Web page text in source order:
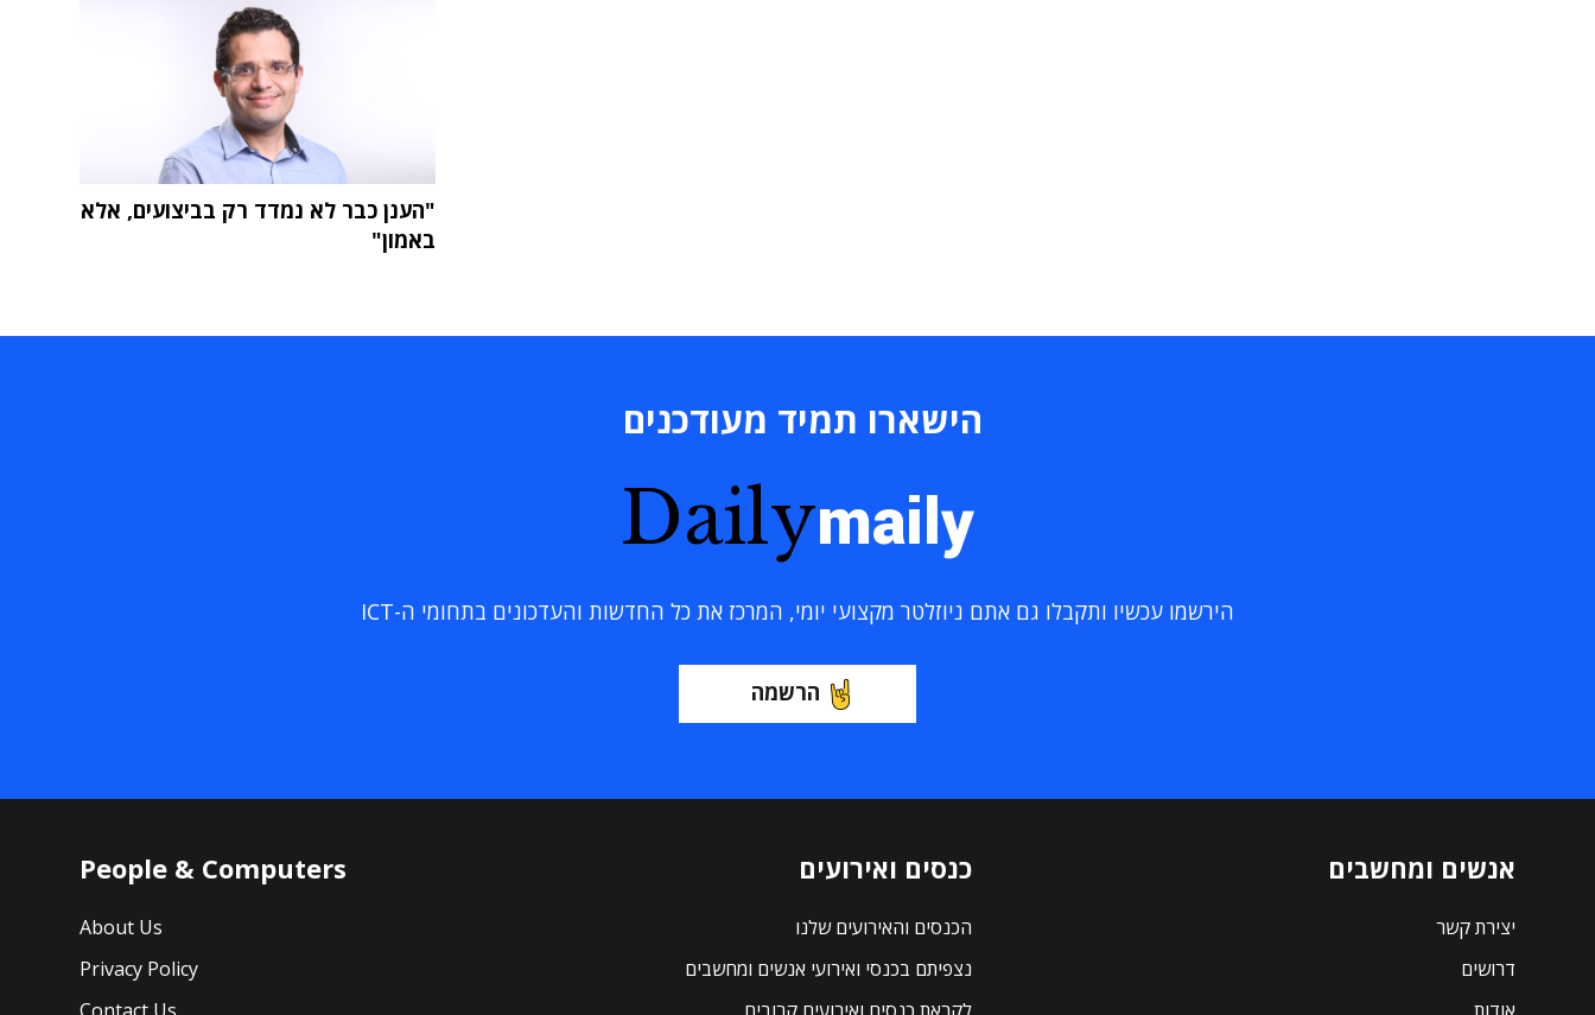
"הענן כבר לא נמדד רק בביצועים, אלא
באמון"
הישארו תמיד מעודכנים
Dailymaily
הירשמו עכשיו ותקבלו גם אתם ניוזלטר מקצועי יומי, המרכז את כל החדשות והעדכונים בתחומי ה-ICT
הרשמה
אנשים ומחשבים
יצירת קשר
דרושים
כנסים ואירועים
הכנסים והאירועים שלנו
נצפיתם בכנסי ואירועי אנשים ומחשבים
People & Computers
About Us
Privacy Policy